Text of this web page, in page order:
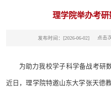
理学院举办考
发布时间：[2026-06-02] 点击
为助力我校学子科学备战考研
近日，理学院特邀山东大学张天德